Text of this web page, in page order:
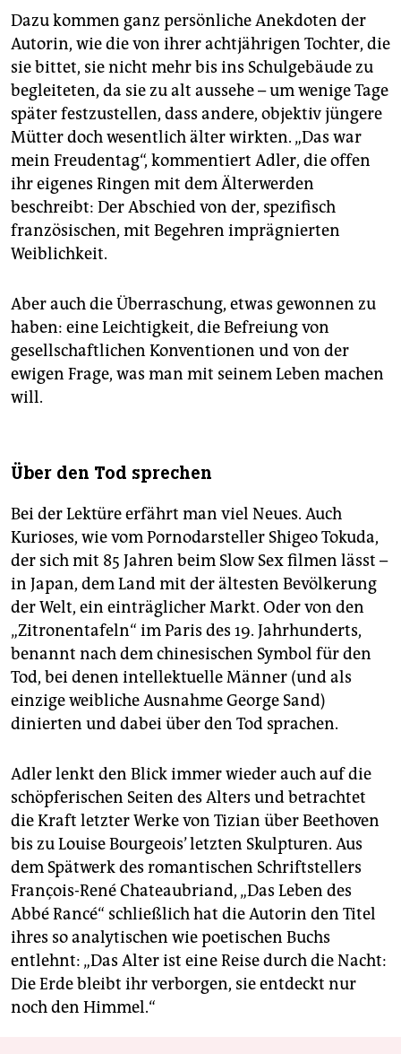
Dazu kommen ganz persönliche Anekdoten der
Autorin, wie die von ihrer achtjährigen Tochter, die
sie bittet, sie nicht mehr bis ins Schulgebäude zu
begleiteten, da sie zu alt aussehe – um wenige Tage
­später festzustellen, dass andere, objektiv jüngere
Mütter doch wesentlich älter wirkten. „Das war
mein Freudentag“, kommentiert Adler, die offen
ihr eigenes Ringen mit dem Älterwerden
beschreibt: Der Abschied von der, spezifisch
französischen, mit Begehren imprägnierten
Weiblichkeit.
Aber auch die Überraschung, etwas gewonnen zu
haben: eine Leichtigkeit, die Befreiung von
gesellschaftlichen Konventionen und von der
ewigen Frage, was man mit seinem Leben machen
will.
Über den Tod sprechen
Bei der Lektüre erfährt man viel Neues. Auch
Kurioses, wie vom Pornodarsteller Shigeo Tokuda,
der sich mit 85 Jahren beim Slow Sex filmen lässt –
in Japan, dem Land mit der ältesten Bevölkerung
der Welt, ein einträglicher Markt. Oder von den
„Zitronentafeln“ im Paris des 19. Jahrhunderts,
benannt nach dem chinesischen Symbol für den
Tod, bei denen intellektuelle Männer (und als
einzige weibliche Ausnahme George Sand)
dinierten und dabei über den Tod sprachen.
Adler lenkt den Blick immer wieder auch auf die
schöpferischen Seiten des Alters und betrachtet
die Kraft letzter Werke von Tizian über Beethoven
bis zu Louise Bourgeois’ letzten Skulpturen. Aus
dem Spätwerk des romantischen Schriftstellers
François-René Chateau­briand, „Das Leben des
Abbé Rancé“ schließlich hat die Autorin den Titel
ihres so analytischen wie poetischen Buchs
entlehnt: „Das Alter ist eine Reise durch die Nacht:
Die Erde bleibt ihr verborgen, sie entdeckt nur
noch den Himmel.“